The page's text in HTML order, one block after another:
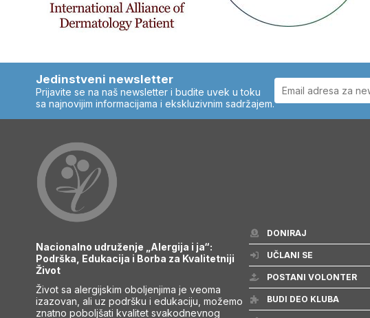
Jedinstveni newsletter
Prijavite se na naš newsletter i budite uvek u toku
sa najnovijim informacijama i ekskluzivnim sadržajem.
Nacionalno udruženje „Alergija i ja“:
Podrška, Edukacija i Borba za Kvalitetniji
Život
Život sa alergijskim oboljenjima je veoma
izazovan, ali uz podršku i edukaciju, možemo
znatno poboljšati kvalitet svakodnevnog
DONIRAJ
UČLANI SE
POSTANI VOLONTER
BUDI DEO KLUBA